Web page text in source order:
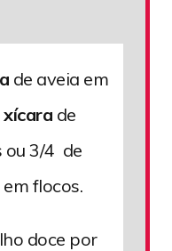
de aveia em
xícara de
ou 3/4 de
flocos.
doce por